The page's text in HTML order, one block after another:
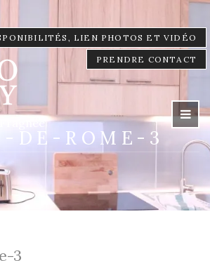
LIEN PHOTOS ET VIDÉO
PRENDRE CONTACT
DE-ROME-3
3